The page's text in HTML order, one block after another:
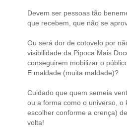
Devem ser pessoas tão
que recebem, que não se
Ou será dor de cotovelo por
visibilidade da Pipoca Mais
conseguirem mobilizar o
E maldade (muita maldade)?
Cuidado que quem semeia
ou a forma como o universo, o
escolher conforme a crença)
volta!